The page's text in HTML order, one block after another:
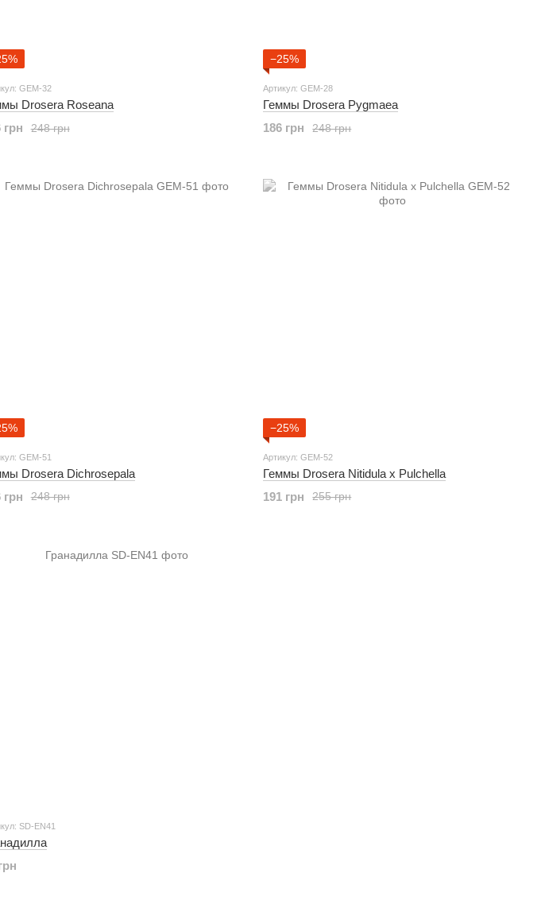
GEM-32
Drosera Roseana
248 грн
грн
−25%
Артикул: GEM-28
Геммы Drosera Pygmaea
248 грн
186 грн
GEM-51
Drosera Dichrosepala
248 грн
грн
−25%
Артикул: GEM-52
Геммы Drosera Nitidula x Pulchella
255 грн
191 грн
SD-EN41